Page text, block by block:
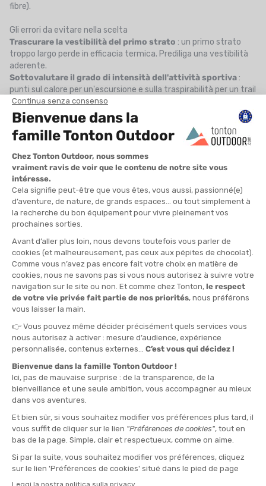
fibre).
Gli errori da evitare nella scelta
Trascurare la vestibilità del primo strato : un primo strato
troppo largo perde in efficacia termica. Prediliga una vestibilità
aderente.
Sottovalutare il grado di intensità dell'attività sportiva :
punti sul calore per un'escursione e sulla traspirabilità per un trail
intenso
Scegliere un primo strato in cotone
: grave errore... Il cotone
trattiene l'umidità e, una volta bagnato, diventa gelido.
La parte inferiore del corpo: il collant termico
Quando si prepara per l'inverno, non trascuri soprattutto la parte
inferiore del corpo! Unbuon collant termicofa tutta la
differenza per evitare gambe gelate. Questo tipo di capo viene
spesso indossato come primo strato, a diretto contatto con la
pelle, sotto un pantalone o da solo, a seconda dell'attività
praticata. Pertanto, la scelta dello spessore del capo è
fondamentale.
I diversi spessori di collant
Questo tipo di capo invernale è ideale per temperature fresche
ma non gelide.
Medio: per temperature da moderate a fredde, un collant con
spessore medio è un compromesso perfetto
Spesso: concepito per condizioni estreme, un collant spesso è
fondamentale durante le Sue avventure polari in alta
montagna.
I marchi di riferimento per scegliere il collant termico giusto